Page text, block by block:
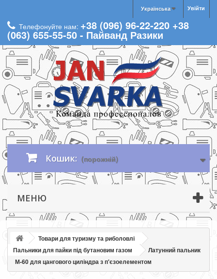
Увійти
Українська
Телефонуйте нам: +38 (096) 96-22-220 +38
(063) 655-55-50 - Пайванд Разики
Кошик: (порожній)
МЕНЮ
Товари для туризму та риболовлі
Пальники для пайки під бутановим газом
Латунний пальник
М-60 для цангового циліндра з п'єзоелементом